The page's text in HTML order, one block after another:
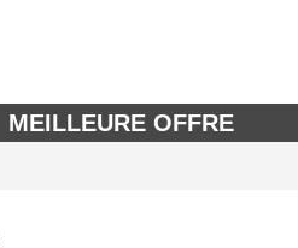
MEILLEURE OFFRE